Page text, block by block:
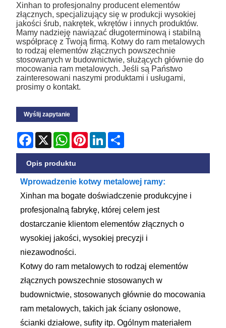
Xinhan to profesjonalny producent elementów
złącznych, specjalizujący się w produkcji wysokiej
jakości śrub, nakrętek, wkrętów i innych produktów.
Mamy nadzieję nawiązać długoterminową i stabilną
współpracę z Twoją firmą. Kotwy do ram metalowych
to rodzaj elementów złącznych powszechnie
stosowanych w budownictwie, służących głównie do
mocowania ram metalowych. Jeśli są Państwo
zainteresowani naszymi produktami i usługami,
prosimy o kontakt.
Wyślij zapytanie
Facebook
X WhatsApp
PinterestLinkedIn
Opis produktu
Wprowadzenie kotwy metalowej ramy:
Xinhan ma bogate doświadczenie produkcyjne i
profesjonalną fabrykę, której celem jest
dostarczanie klientom elementów złącznych o
wysokiej jakości, wysokiej precyzji i
niezawodności.
Kotwy do ram metalowych to rodzaj elementów
złącznych powszechnie stosowanych w
budownictwie, stosowanych głównie do mocowania
ram metalowych, takich jak ściany osłonowe,
ścianki działowe, sufity itp. Ogólnym materiałem